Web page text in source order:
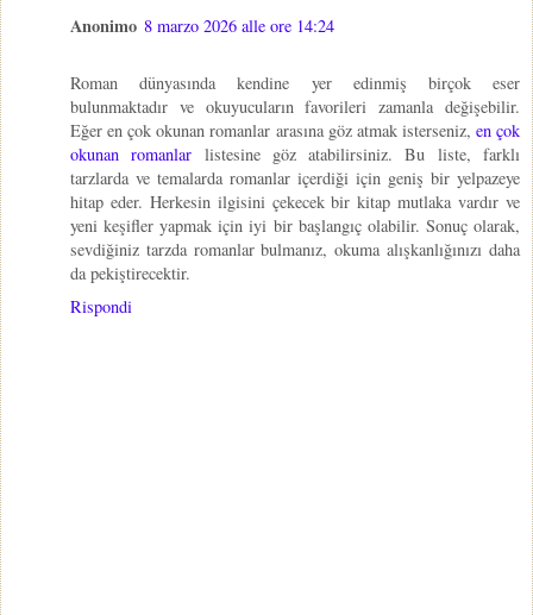
Anonimo 8 marzo 2026 alle ore 14:24
Roman dünyasında kendine yer edinmiş birçok eser
bulunmaktadır ve okuyucuların favorileri zamanla değişebilir.
Eğer en çok okunan romanlar arasına göz atmak isterseniz, en çok
okunan romanlar listesine göz atabilirsiniz. Bu liste, farklı
tarzlarda ve temalarda romanlar içerdiği için geniş bir yelpazeye
hitap eder. Herkesin ilgisini çekecek bir kitap mutlaka vardır ve
yeni keşifler yapmak için iyi bir başlangıç olabilir. Sonuç olarak,
sevdiğiniz tarzda romanlar bulmanız, okuma alışkanlığınızı daha
da pekiştirecektir.
Rispondi